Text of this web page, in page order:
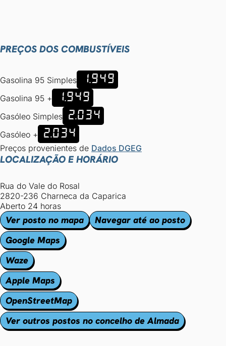
PREÇOS DOS COMBUSTÍVEIS
Gasolina 95 Simples 1.949
Gasolina 95 + 1.949
Gasóleo Simples 2.034
Gasóleo + 2.034
Preços provenientes de Dados DGEG
LOCALIZAÇÃO E HORÁRIO
Rua do Vale do Rosal
2820-236 Charneca da Caparica
Aberto 24 horas
Ver posto no mapa
Navegar até ao posto
Google Maps
Waze
Apple Maps
OpenStreetMap
Ver outros postos no concelho de Almada